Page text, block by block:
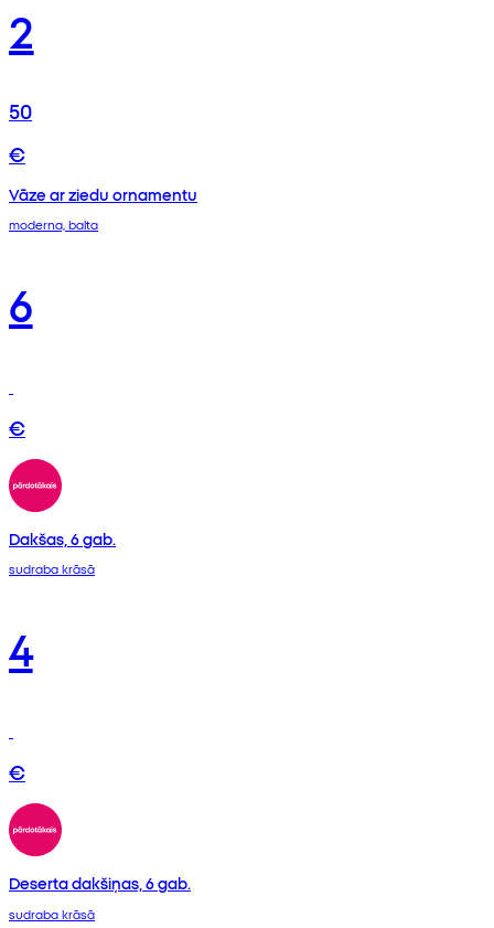
2
50
€
Vāze ar ziedu ornamentu
moderna, balta
6
€
Dakšas, 6 gab.
sudraba krāsā
4
€
Deserta dakšiņas, 6 gab.
sudraba krāsā